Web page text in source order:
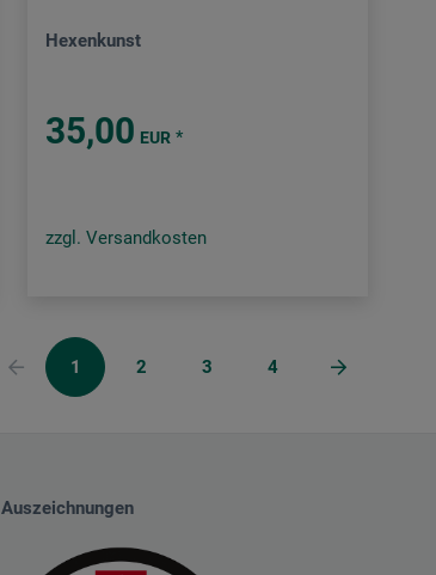
Hexenkunst
35,00 EUR *
zzgl. Versandkosten
1 2 3 4
Auszeichnungen